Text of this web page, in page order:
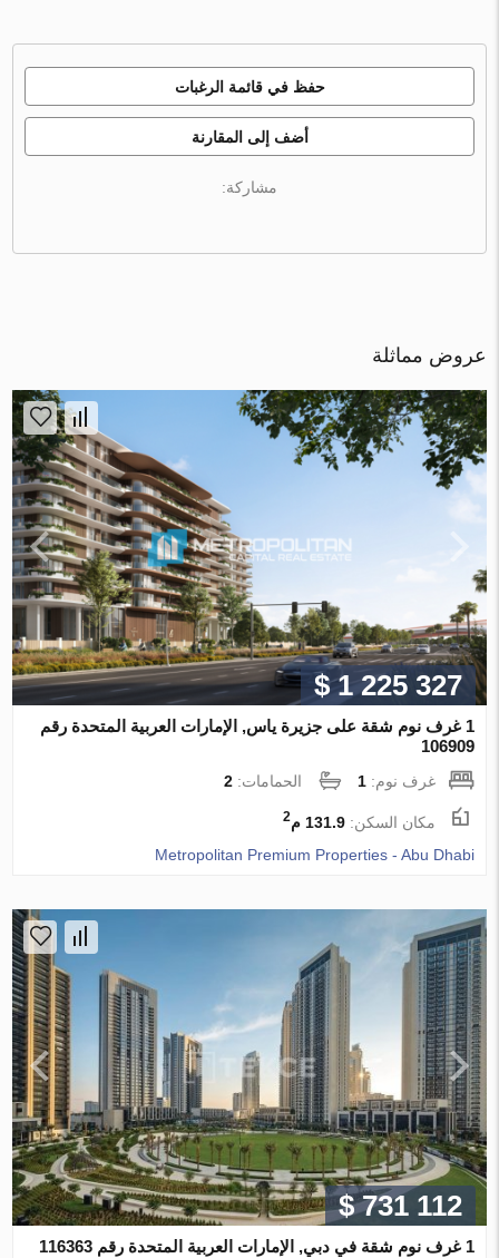
حفظ في قائمة الرغبات
أضف إلى المقارنة
مشاركة:
عروض مماثلة
$ 1 225 327
1 غرف نوم شقة على جزيرة ياس, الإمارات العربية المتحدة رقم
106909
غرف نوم:1 الحمامات:2
مكان السكن:131.9 م 2
Metropolitan Premium Properties - Abu Dhabi
$ 731 112
1 غرف نوم شقة في دبي, الإمارات العربية المتحدة رقم 116363